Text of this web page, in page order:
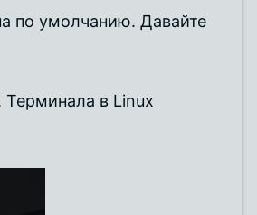
по умолчанию. Давайте
в Linux